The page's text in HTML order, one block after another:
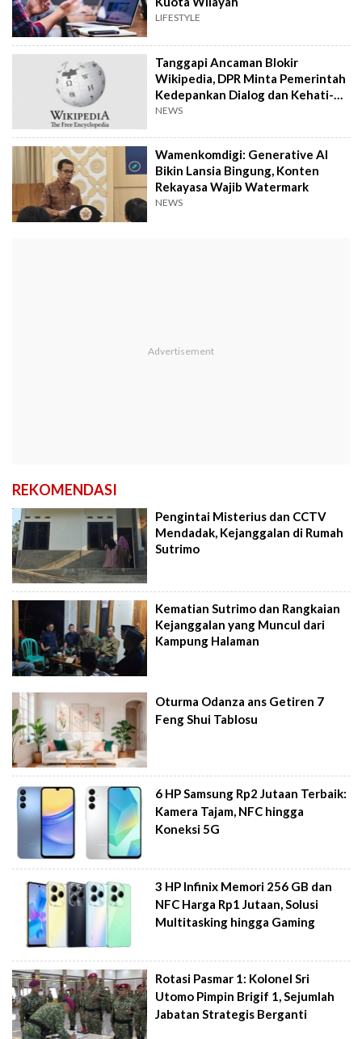
LIFESTYLE
Tanggapi Ancaman Blokir
Wikipedia, DPR Minta Pemerintah
Kedepankan Dialog dan Kehati-
hatian
NEWS
Wamenkomdigi: Generative AI
Bikin Lansia Bingung, Konten
Rekayasa Wajib Watermark
NEWS
REKOMENDASI
Pengintai Misterius dan CCTV
Mendadak, Kejanggalan di Rumah
Sutrimo
Kematian Sutrimo dan Rangkaian
Kejanggalan yang Muncul dari
Kampung Halaman
Oturma Odanza ans Getiren 7
Feng Shui Tablosu
6 HP Samsung Rp2 Jutaan Terbaik:
Kamera Tajam, NFC hingga
Koneksi 5G
3 HP Infinix Memori 256 GB dan
NFC Harga Rp1 Jutaan, Solusi
Multitasking hingga Gaming
Rotasi Pasmar 1: Kolonel Sri
Utomo Pimpin Brigif 1, Sejumlah
Jabatan Strategis Berganti